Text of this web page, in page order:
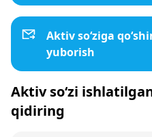
Aktiv so‘ziga
yuborish
Aktiv so‘zi
qidiring